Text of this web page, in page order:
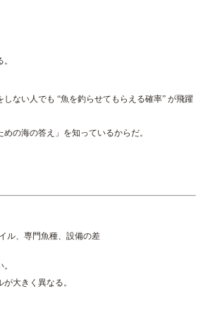
ない人でも “魚を釣らせてもらえる確率” が飛躍
の海の答え」を知っているからだ。
ル、専門魚種、設備の差
大きく異なる。